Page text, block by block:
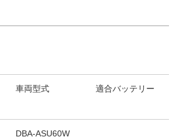
車両型式 適合バッテリー
DBA-ASU60W